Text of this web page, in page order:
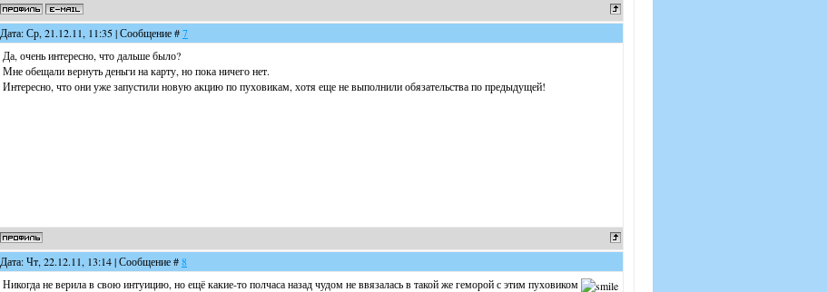
Дата: Ср, 21.12.11, 11:35 | Сообщение #7
Да, очень интересно, что дальше было?
Мне обещали вернуть деньги на карту, но пока ничего нет.
Интересно, что они уже запустили новую акцию по пуховикам, хотя еще не выполнили обязательства по предыдущей!
Дата: Чт, 22.12.11, 13:14 | Сообщение #8
Никогда не верила в свою интуицию, но ещё какие-то полчаса назад чудом не ввязалась в такой же геморой с этим пуховиком